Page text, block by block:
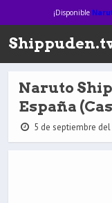
¡Disponible
Naruto
España
5 de septiembre